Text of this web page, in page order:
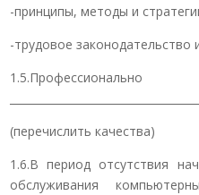
-принципы, методы и
-трудовое
(перечислить качества)
1.6.В период отсутствия
обслуживания